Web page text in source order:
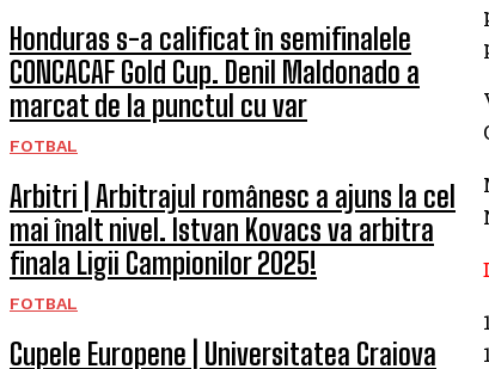
Honduras s-a calificat în semifinalele
CONCACAF Gold Cup. Denil Maldonado a
marcat de la punctul cu var
FOTBAL
Arbitri | Arbitrajul românesc a ajuns la cel
mai înalt nivel. Istvan Kovacs va arbitra
finala Ligii Campionilor 2025!
FOTBAL
Cupele Europene | Universitatea Craiova